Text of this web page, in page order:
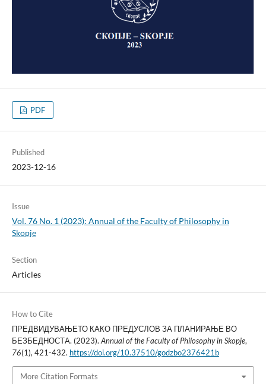
PDF
Published
2023-12-16
Issue
Vol. 76 No. 1 (2023): Annual of the Faculty of Philosophy in
Skopje
Section
Articles
How to Cite
ПРЕДВИДУВАЊЕТО КАКО ПРЕДУСЛОВ ЗА ПЛАНИРАЊЕ ВО
БЕЗБЕДНОСТА. (2023).Annual of the Faculty of Philosophy in Skopje,
76(1), 421-432. https://doi.org/10.37510/godzbo2376421b
More Citation Formats